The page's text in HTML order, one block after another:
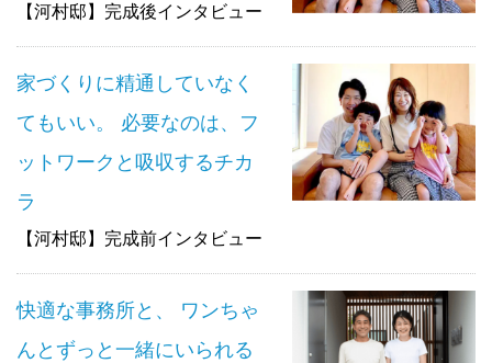
【河村邸】完成後インタビュー
家づくりに精通していなく
てもいい。 必要なのは、フ
ットワークと吸収するチカ
ラ
【河村邸】完成前インタビュー
快適な事務所と、 ワンちゃ
んとずっと一緒にいられる